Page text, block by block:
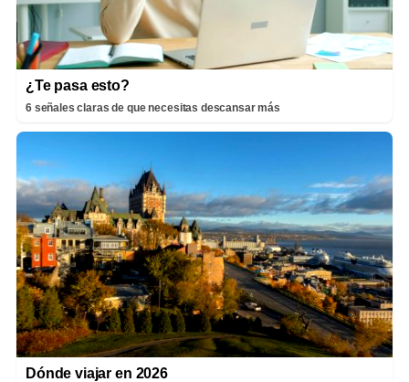
¿Te pasa esto?
6 señales claras de que necesitas descansar más
Dónde viajar en 2026